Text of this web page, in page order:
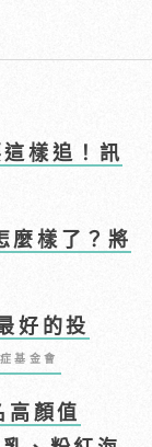
樣追！訊
麼樣了？將
好的投
基金會
高顏值